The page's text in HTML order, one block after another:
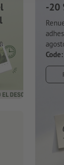
-20